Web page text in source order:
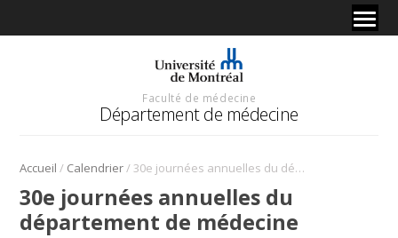
Faculté de médecine
Département de médecine
Accueil / Calendrier/ 30e journées annuelles du département de médecine
30e journées annuelles du
département de médecine